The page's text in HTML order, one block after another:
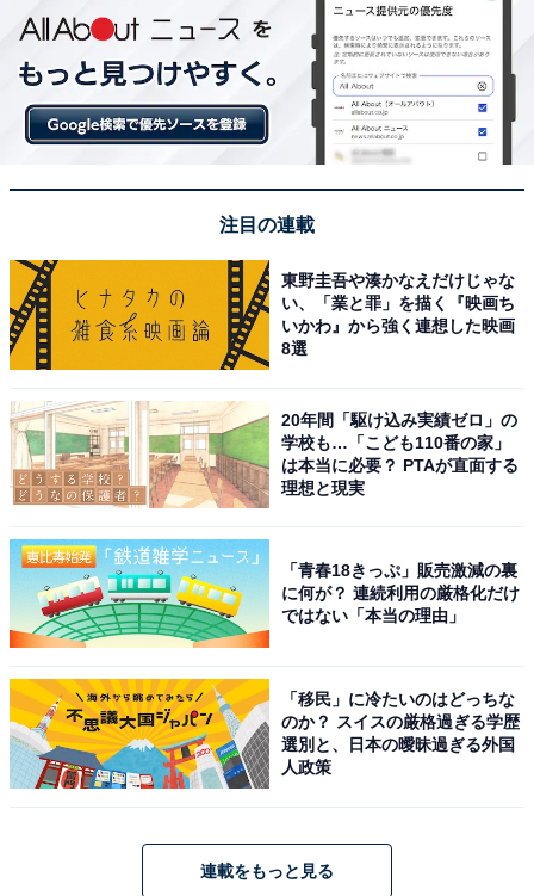
AFCチャンピオンズリーグで優勝した鹿島アントラーズ。左端にはジーコ氏
の姿も（写真：AFP/アフロ）
世界に『KASHIMA』の名を轟かせられるか？
クラブＷ杯におけるJリーグ勢は、07年の浦和レッズ、
08年のガンバ大阪、15年のサンフレッチェ広島が、3位
らはすべて日本開催の大会である。
日本以外の国で行われるクラブW杯に、アジア王者とし
は、開催国UAEのクラブに初戦で敗れ、5位に終わっ
注目の連載
東野圭吾や湊かなえだけじゃな
い、「業と罪」を描く『映画ち
いかわ』から強く連想した映画
8選
20年間「駆け込み実績ゼロ」の
学校も…「こども110番の家」
は本当に必要？ PTAが直面する
理想と現実
「青春18きっぷ」販売激減の裏
に何が？ 連続利用の厳格化だけ
ではない「本当の理由」
「移民」に冷たいのはどっちな
のか？ スイスの厳格過ぎる学歴
選別と、日本の曖昧過ぎる外国
人政策
連載をもっと見る